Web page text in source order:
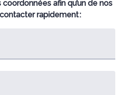
afin qu’un de nos
rapidement :